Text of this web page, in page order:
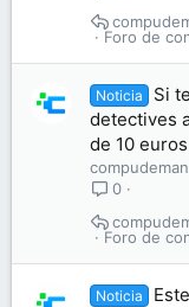
Foro de
Noticia
Si
detectives
de 10 euros
0
Foro de
Noticia